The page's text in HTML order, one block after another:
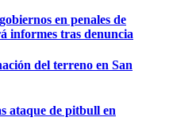
en penales de
informes tras denuncia
del terreno en San
ataque de pitbull en